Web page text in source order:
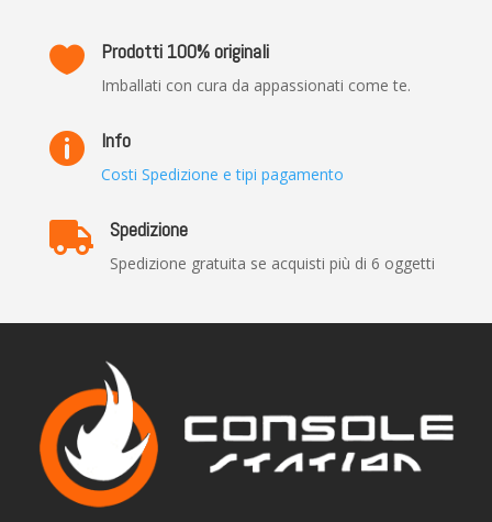
 Prodotti 100% originali
Imballati con cura da appassionati come te.
 Info
Costi Spedizione e tipi pagamento
 Spedizione
Spedizione gratuita se acquisti più di 6 oggetti